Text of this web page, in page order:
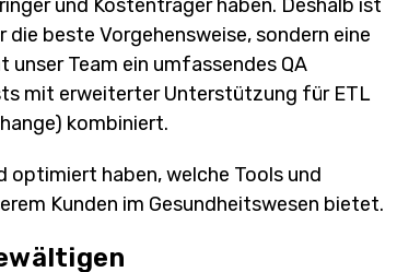
und Kostenträger haben. Deshalb ist
beste Vorgehensweise, sondern eine
Team ein umfassendes QA
mit erweiterter Unterstützung für ETL
kombiniert.
optimiert haben, welche Tools und
Kunden im Gesundheitswesen bietet.